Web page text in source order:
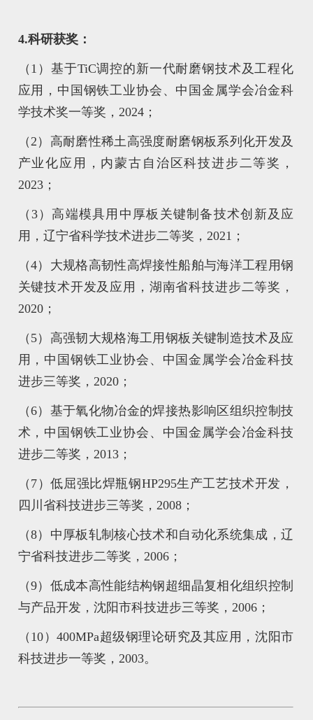
4.科研获奖：
（1）基于TiC调控的新一代耐磨钢技术及工程化
应用，中国钢铁工业协会、中国金属学会冶金科
学技术奖一等奖，2024；
（2）高耐磨性稀土高强度耐磨钢板系列化开发及
产业化应用，内蒙古自治区科技进步二等奖，
2023；
（3）高端模具用中厚板关键制备技术创新及应
用，辽宁省科学技术进步二等奖，2021；
（4）大规格高韧性高焊接性船舶与海洋工程用钢
关键技术开发及应用，湖南省科技进步二等奖，
2020；
（5）高强韧大规格海工用钢板关键制造技术及应
用，中国钢铁工业协会、中国金属学会冶金科技
进步三等奖，2020；
（6）基于氧化物冶金的焊接热影响区组织控制技
术，中国钢铁工业协会、中国金属学会冶金科技
进步二等奖，2013；
（7）低屈强比焊瓶钢HP295生产工艺技术开发，
四川省科技进步三等奖，2008；
（8）中厚板轧制核心技术和自动化系统集成，辽
宁省科技进步二等奖，2006；
（9）低成本高性能结构钢超细晶复相化组织控制
与产品开发，沈阳市科技进步三等奖，2006；
（10）400MPa超级钢理论研究及其应用，沈阳市
科技进步一等奖，2003。